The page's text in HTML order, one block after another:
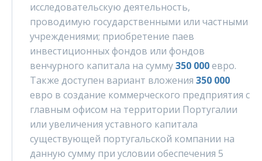
исследовательскую деятельность,
проводимую государственными или частными
учреждениями; приобретение паев
инвестиционных фондов или фондов
венчурного капитала на сумму350 000евро.
Также доступен вариант вложения 350 000
евро в создание коммерческого предприятия с
главным офисом на территории Португалии
или увеличения уставного капитала
существующей португальской компании на
данную сумму при условии обеспечения 5